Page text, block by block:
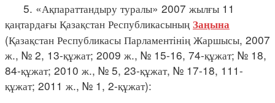
5. «Ақпараттандыру туралы» 2007 жылғы 11
қаңтардағы Қазақстан Республикасының Заңына
(Қазақстан Республикасы Парламентінің Жаршысы, 2007
ж., № 2, 13-құжат; 2009 ж., № 15-16, 74-құжат; № 18,
84-құжат; 2010 ж., № 5, 23-құжат, № 17-18, 111-
құжат; 2011 ж., № 1, 2-құжат):